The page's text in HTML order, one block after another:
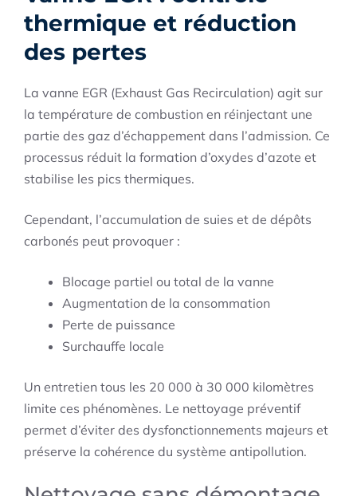
thermique et réduction
des pertes
La vanne EGR (Exhaust Gas Recirculation) agit sur
la température de combustion en réinjectant une
partie des gaz d’échappement dans l’admission. Ce
processus réduit la formation d’oxydes d’azote et
stabilise les pics thermiques.
Cependant, l’accumulation de suies et de dépôts
carbonés peut provoquer :
Blocage partiel ou total de la vanne
Augmentation de la consommation
Perte de puissance
Surchauffe locale
Un entretien tous les 20 000 à 30 000 kilomètres
limite ces phénomènes. Le nettoyage préventif
permet d’éviter des dysfonctionnements majeurs et
préserve la cohérence du système antipollution.